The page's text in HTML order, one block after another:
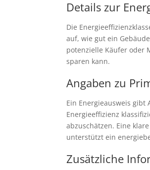
Details zur
Die
auf, wie gut ein
potenzielle Käufer oder
sparen kann.
Angaben zu
Ein Energieausweis
Energieeffizienz
abzuschätzen. Eine
unterstützt ein
Zusätzliche